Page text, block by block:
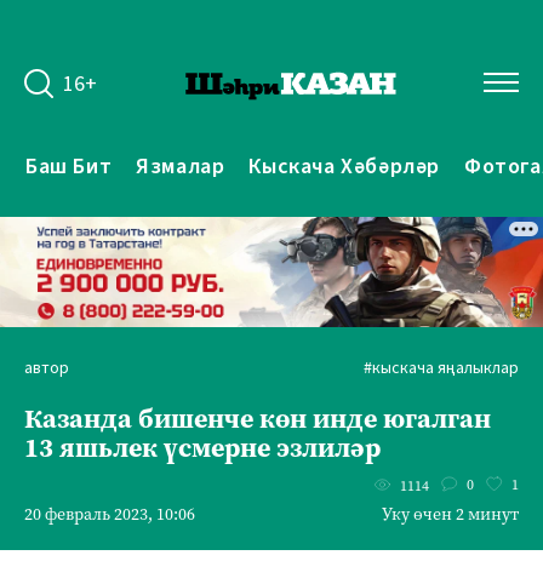
16+
Баш Бит Язмалар Кыскача Хәбәрләр
автор #кыскача яңалыклар
Казанда бишенче көн инде югалган
13 яшьлек үсмерне эзлиләр
20 февраль 2023, 10:06
1114 0 1
Уку өчен 2 минут